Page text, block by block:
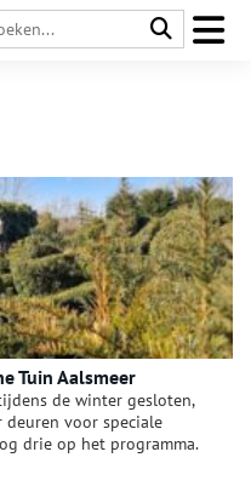
Tuin Aalsmeer
de winter gesloten,
deuren voor speciale
drie op het programma.